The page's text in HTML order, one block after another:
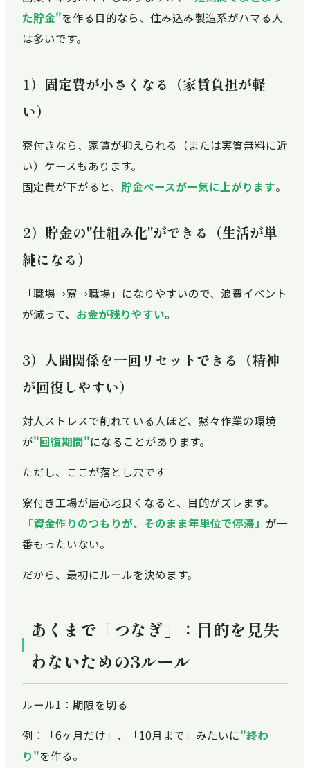
た貯金"を作る目的なら、住み込み製造系がハマる人
は多いです。
1）固定費が小さくなる（家賃負担が軽
い）
寮付きなら、家賃が抑えられる（または実質無料に近
い）ケースもあります。
固定費が下がると、 貯金ペースが一気に上がります。
2）貯金の"仕組み化"ができる（生活が単
純になる）
「職場→寮→職場」になりやすいので、浪費イベント
が減って、 お金が残りやすい。
3）人間関係を一回リセットできる（精神
が回復しやすい）
対人ストレスで削れている人ほど、黙々作業の環境
が"回復期間"になることがあります。
ただし、ここが落とし穴です
寮付き工場が居心地良くなると、目的がズレます。
「資金作りのつもりが、そのまま年単位で停滞」 が一
番もったいない。
だから、最初にルールを決めます。
あくまで「つなぎ」：目的を見失
わないための3ルール
ルール1：期限を切る
例：「6ヶ月だけ」、「10月まで」みたいに"終わ
り"を作る。